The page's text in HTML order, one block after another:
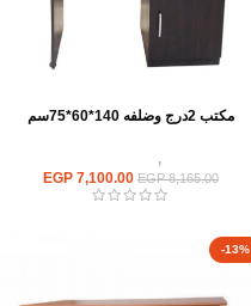
مكتب 2درج وضلفه 140*60*75سم
مكاتب,
EGP8,165.00
EGP 7,100.00
-13%